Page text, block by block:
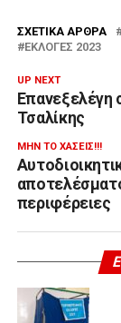
ΣΧΕΤΙΚΆ ΆΡΘΡΑ
ΕΚΛΟΓΈΣ 2023
UP NEXT
Επανεξελέγη
Τσαλίκης
ΜΗΝ ΤΟ ΧΆΣΕΙΣ!!!
περιφέρειες